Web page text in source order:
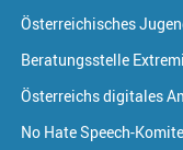
Österreichisches
Beratungsstelle
Österreichs digitales
No Hate Speech-